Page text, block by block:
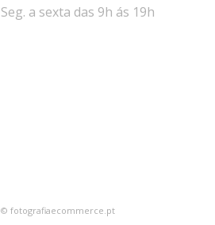
Seg. a sexta das 9h ás 19h
© fotografiaecommerce.pt